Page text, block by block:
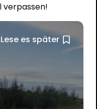
verpassen!
Lese es später